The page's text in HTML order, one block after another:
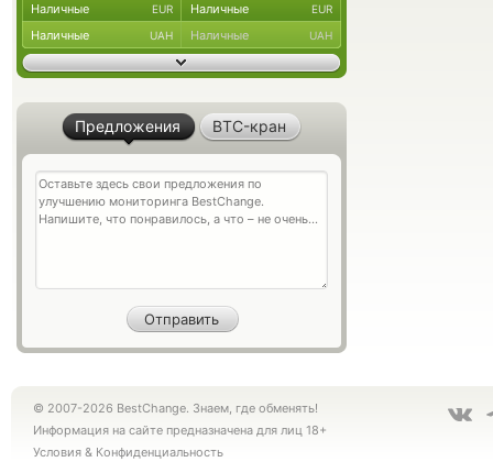
Наличные EUR Наличные EUR
Наличные UAH Наличные UAH
Предложения BTC-кран
© 2007-2026 BestChange. Знаем, где обменять!
Информация на сайте предназначена для лиц 18+
Условия & Конфиденциальность